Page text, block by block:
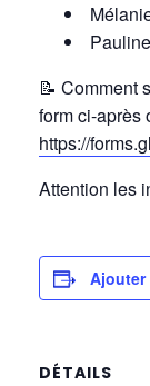
📝 Comment
form ci-après
https://
Attention les
Ajouter
DÉTAILS